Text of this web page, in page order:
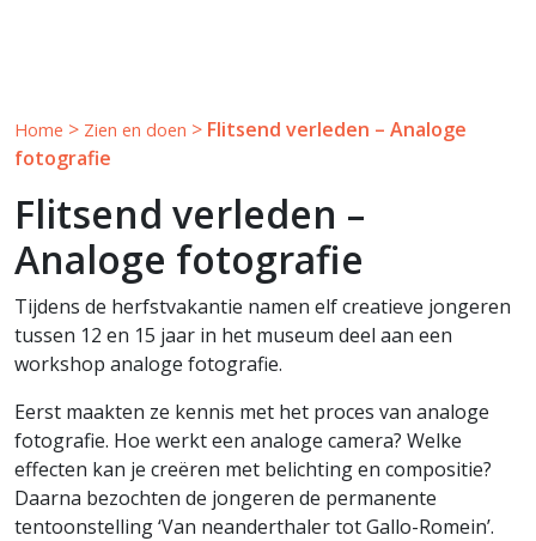
Home > Zien en doen > Flitsend verleden – Analoge
fotografie
Flitsend verleden –
Analoge fotografie
Tijdens de herfstvakantie namen elf creatieve jongeren
tussen 12 en 15 jaar in het museum deel aan een
workshop analoge fotografie.
Eerst maakten ze kennis met het proces van analoge
fotografie. Hoe werkt een analoge camera? Welke
effecten kan je creëren met belichting en compositie?
Daarna bezochten de jongeren de permanente
tentoonstelling ‘Van neanderthaler tot Gallo-Romein’.